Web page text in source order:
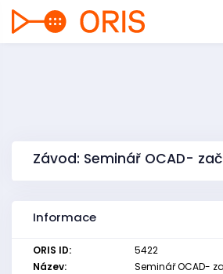
Závod: Seminář OCAD-
Informace
ORIS ID:
5422
Název:
Seminář OCAD-